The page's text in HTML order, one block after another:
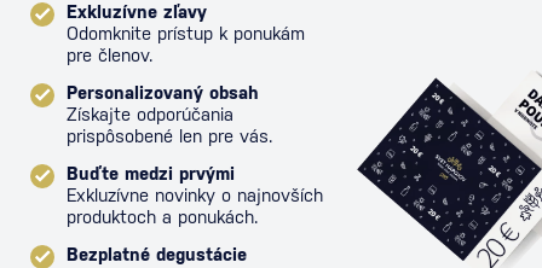
Exkluzívne zľavy
Odomknite prístup k ponukám
pre členov.
Personalizovaný obsah
Získajte odporúčania
prispôsobené len pre vás.
Buďte medzi prvými
Exkluzívne novinky o najnovších
produktoch a ponukách.
Bezplatné degustácie